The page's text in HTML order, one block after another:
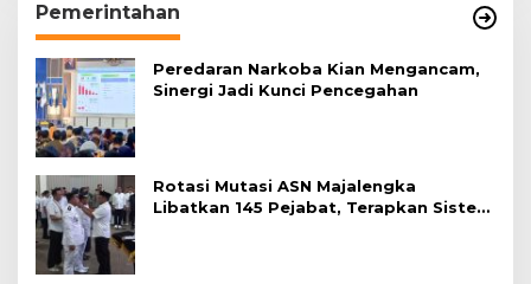
Pemerintahan
Peredaran Narkoba Kian Mengancam,
Sinergi Jadi Kunci Pencegahan
Rotasi Mutasi ASN Majalengka
Libatkan 145 Pejabat, Terapkan Sistem